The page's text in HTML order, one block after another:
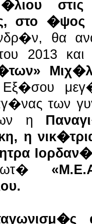
στο
θα
2013
Εξ�σου
των
η
η